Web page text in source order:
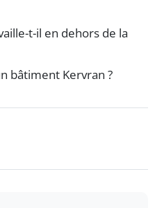
t-il en dehors de la
bâtiment Kervran ?